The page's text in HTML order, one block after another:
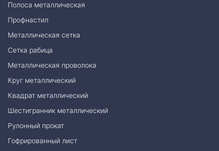
Полоса металлическая
Профнастил
Металлическая сетка
Сетка рабица
Металлическая проволока
Круг металлический
Квадрат металлический
Шестигранник металлический
Рулонный прокат
Гофрированный лист